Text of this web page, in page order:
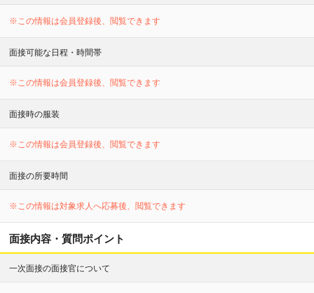
※この情報は会員登録後、閲覧できます
面接可能な日程・時間帯
※この情報は会員登録後、閲覧できます
面接時の服装
※この情報は会員登録後、閲覧できます
面接の所要時間
※この情報は対象求人へ応募後、閲覧できます
面接内容・質問ポイント
一次面接の面接官について